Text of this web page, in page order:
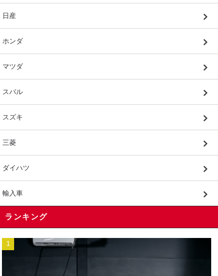
日産
ホンダ
マツダ
スバル
スズキ
三菱
ダイハツ
輸入車
ランキング
1